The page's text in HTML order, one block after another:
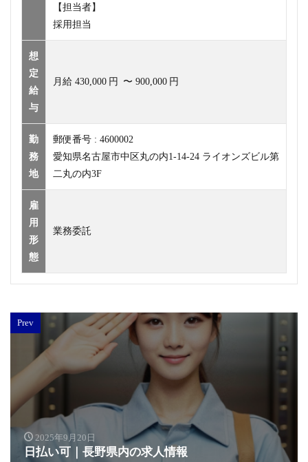
【担当者】
採用担当
想
定
給
与
月給 430,000 円 〜 900,000 円
勤
務
地
郵便番号 : 4600002
愛知県名古屋市中区丸の内1-14-24 ライオンズビル第
二丸の内3F
雇
用
形
態
業務委託
Prev
2025年9月20日
日払い可｜長野県内の求人情報